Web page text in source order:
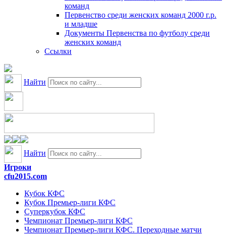
команд
Первенство среди женских команд 2000 г.р.
и младше
Документы Первенства по футболу среди
женских команд
Ссылки
Найти
Найти
Игроки
cfu2015.com
Кубок КФС
Кубок Премьер-лиги КФС
Суперкубок КФС
Чемпионат Премьер-лиги КФС
Чемпионат Премьер-лиги КФС. Переходные матчи